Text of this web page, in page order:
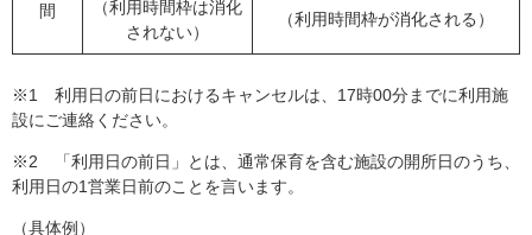
間
（利用時間枠は消化
されない）
（利用時間枠が消化される）
※1 利用日の前日におけるキャンセルは、17時00分までに利用施
設にご連絡ください。
※2 「利用日の前日」とは、通常保育を含む施設の開所日のうち、
利用日の1営業日前のことを言います。
（具体例）